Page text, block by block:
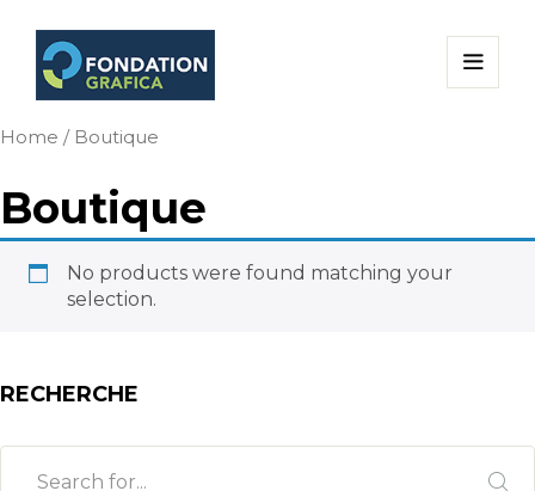
Home / Boutique
Boutique
No products were found matching your
selection.
RECHERCHE